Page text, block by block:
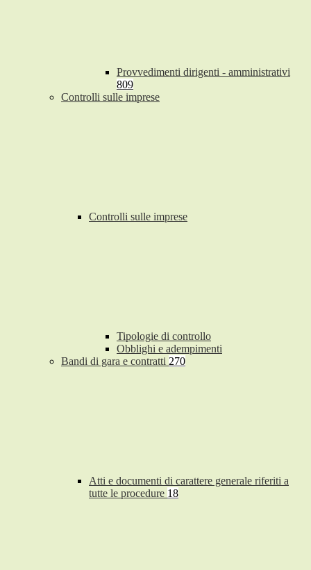
Provvedimenti dirigenti - amministrativi
809
Controlli sulle imprese
Controlli sulle imprese
Tipologie di controllo
Obblighi e adempimenti
Bandi di gara e contratti 270
Atti e documenti di carattere generale riferiti a
tutte le procedure 18